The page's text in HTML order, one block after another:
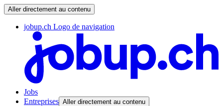
Aller directement au contenu
jobup.ch Logo de navigation
Jobs
Entreprises Aller directement au contenu